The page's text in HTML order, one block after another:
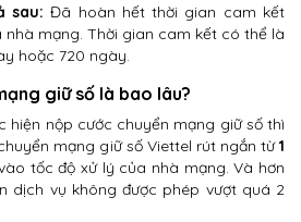
sau: Đã hoàn hết thời gian cam kết
mạng. Thời gian cam kết có thể là
hoặc 720 ngày.
giữ số là bao lâu?
hiện nộp cước chuyển mạng giữ số thì
mạng giữ số Viettel rút ngắn từ1
tốc độ xử lý của nhà mạng. Và hơn
dịch vụ không được phép vượt quá 2